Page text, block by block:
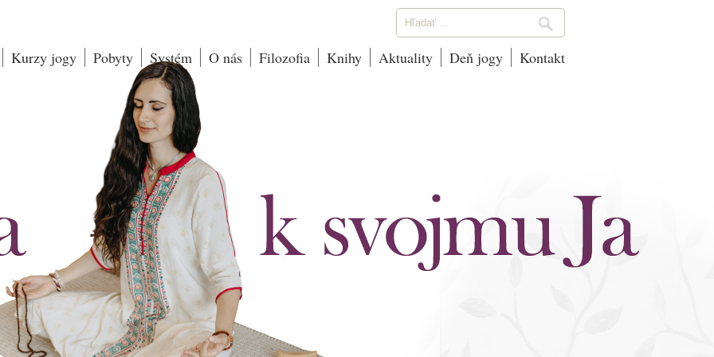
Kurzy jogy Pobyty Systém O nás Filozofia Knihy Aktuality Deň jogy Kontakt